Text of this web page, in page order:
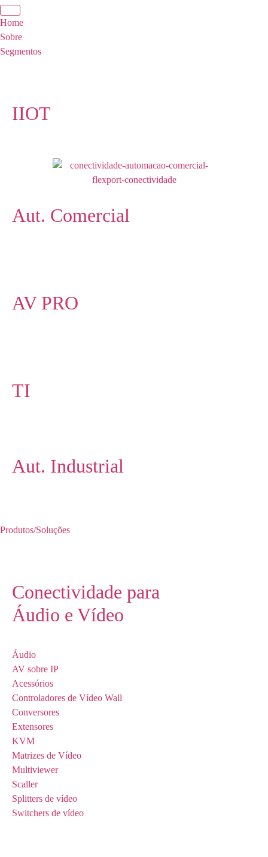
Home
Sobre
Segmentos
IIOT
Aut. Comercial
AV PRO
TI
Aut. Industrial
Produtos/Soluções
Conectividade para
Áudio e Vídeo
Áudio
AV sobre IP
Acessórios
Controladores de Vídeo Wall
Conversores
Extensores
KVM
Matrizes de Vídeo
Multiviewer
Scaller
Splitters de vídeo
Switchers de vídeo